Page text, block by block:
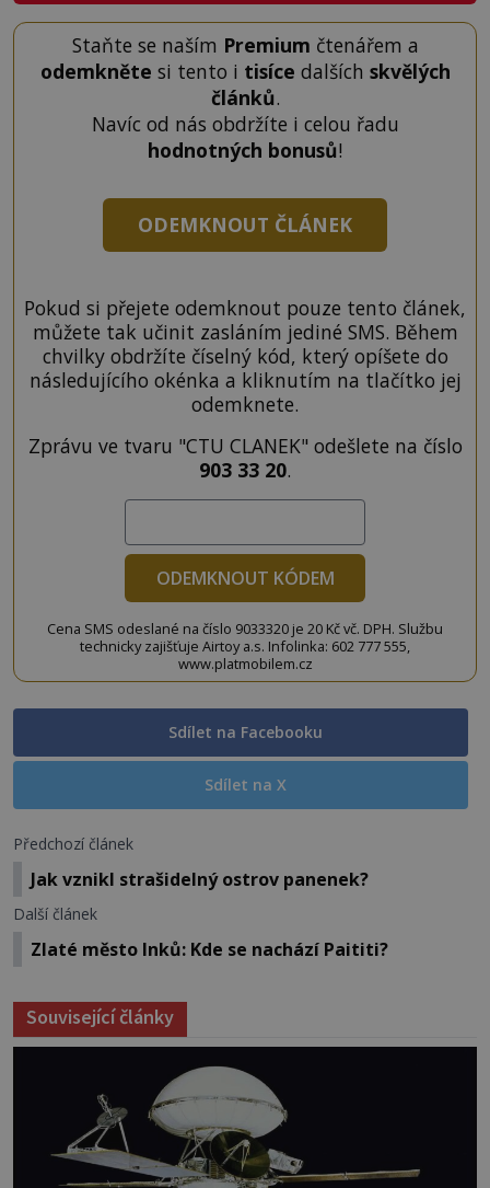
Staňte se naším Premium čtenářem a
odemkněte si tento i tisíce dalších skvělých
článků.
Navíc od nás obdržíte i celou řadu
hodnotných bonusů!
ODEMKNOUT ČLÁNEK
Pokud si přejete odemknout pouze tento článek,
můžete tak učinit zasláním jediné SMS. Během
chvilky obdržíte číselný kód, který opíšete do
následujícího okénka a kliknutím na tlačítko jej
odemknete.
Zprávu ve tvaru "CTU CLANEK" odešlete na číslo
903 33 20.
ODEMKNOUT KÓDEM
Cena SMS odeslané na číslo 9033320 je 20 Kč vč. DPH. Službu
technicky zajišťuje Airtoy a.s. Infolinka: 602 777 555,
www.platmobilem.cz
Sdílet na Facebooku
Sdílet na X
Předchozí článek
Jak vznikl strašidelný ostrov panenek?
Další článek
Zlaté město Inků: Kde se nachází Paititi?
Související články